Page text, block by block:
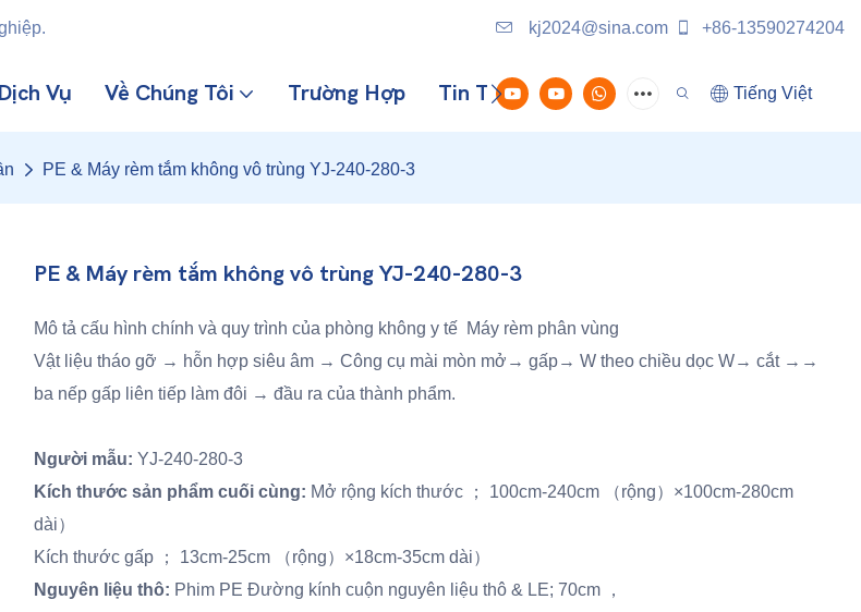
kj2024@sina.com +86-13590274204
Dịch Vụ Về Chúng Tôi Trường Hợp Tin Tức Liên Hệ Với Chúng TôiTiếng Việt
PE & Máy rèm tắm không vô trùng YJ-240-280-3
PE & Máy rèm tắm không vô trùng YJ-240-280-3
Mô tả cấu hình chính và quy trình của phòng không y tế Máy rèm phân vùng
Vật liệu tháo gỡ → hỗn hợp siêu âm → Công cụ mài mòn mở→ gấp→ W theo chiều dọc W→ cắt →→
ba nếp gấp liên tiếp làm đôi → đầu ra của thành phẩm.
Người mẫu: YJ-240-280-3
Kích thước sản phẩm cuối cùng: Mở rộng kích thước ； 100cm-240cm （rộng）×100cm-280cm
dài）
Kích thước gấp ； 13cm-25cm （rộng）×18cm-35cm dài）
Nguyên liệu thô: Phim PE Đường kính cuộn nguyên liệu thô & LE; 70cm ，